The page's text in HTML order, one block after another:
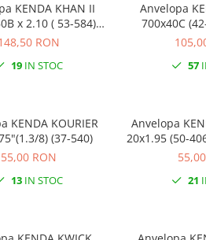
KENDA KHAN II
x 2.10 ( 53-584)
E-Bike
RON
19 IN STOC
Anvelopa
700x40C
57
KENDA KOURIER
8) (37-540)
55,00 RON
13 IN STOC
Anvelopa
20x1.95 (50-
21